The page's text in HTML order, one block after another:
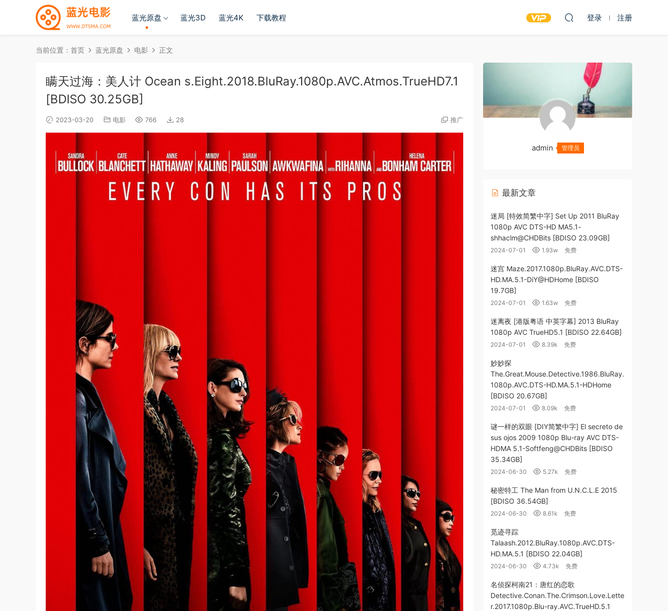
蓝光原盘 蓝光3D 蓝光4K 下载教程 登录 注册
当前位置： 首页 蓝光原盘 电影 正文
瞒天过海：美人计 Ocean s.Eight.2018.BluRay.1080p.AVC.Atmos.TrueHD7.1
[BDISO 30.25GB]
2023-03-20 电影 766 28 推广
admin 管理员
最新文章
迷局 [特效简繁中字] Set Up 2011 BluRay
1080p AVC DTS-HD MA5.1-
shhaclm@CHDBits [BDISO 23.09GB]
2024-07-01 1.93w 免费
迷宫 Maze.2017.1080p.BluRay.AVC.DTS-
HD.MA.5.1-DiY@HDHome [BDISO
19.7GB]
2024-07-01 1.63w 免费
迷离夜 [港版粤语 中英字幕] 2013 BluRay
1080p AVC TrueHD5.1 [BDISO 22.64GB]
2024-07-01 8.39k 免费
妙妙探
The.Great.Mouse.Detective.1986.BluRay.
1080p.AVC.DTS-HD.MA.5.1-HDHome
[BDISO 20.67GB]
2024-07-01 8.09k 免费
谜一样的双眼 [DIY简繁中字] El secreto de
sus ojos 2009 1080p Blu-ray AVC DTS-
HDMA 5.1-Softfeng@CHDBits [BDISO
35.34GB]
2024-06-30 5.27k 免费
秘密特工 The Man from U.N.C.L.E 2015
[BDISO 36.54GB]
2024-06-30 8.61k 免费
觅迹寻踪
Talaash.2012.BluRay.1080p.AVC.DTS-
HD.MA.5.1 [BDISO 22.04GB]
2024-06-30 4.73k 免费
名侦探柯南21：唐红的恋歌
Detective.Conan.The.Crimson.Love.Lette
r.2017.1080p.Blu-ray.AVC.TrueHD.5.1